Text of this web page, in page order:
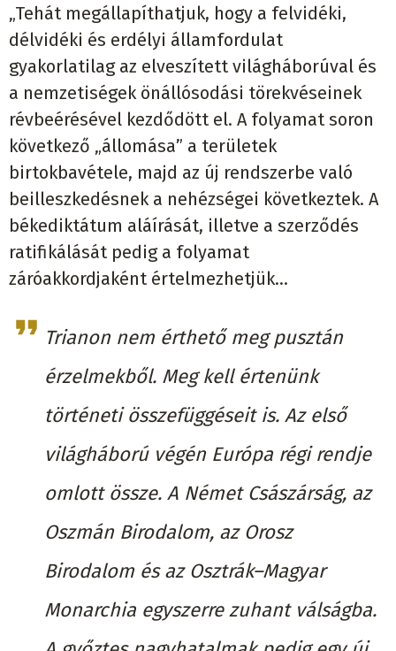
„Tehát megállapíthatjuk, hogy a felvidéki,
délvidéki és erdélyi államfordulat
gyakorlatilag az elveszített világháborúval és
a nemzetiségek önállósodási törekvéseinek
révbeérésével kezdődött el. A folyamat soron
következő „állomása” a területek
birtokbavétele, majd az új rendszerbe való
beilleszkedésnek a nehézségei következtek. A
békediktátum aláírását, illetve a szerződés
ratifikálását pedig a folyamat
záróakkordjaként értelmezhetjük...
Trianon nem érthető meg pusztán
érzelmekből. Meg kell értenünk
történeti összefüggéseit is. Az első
világháború végén Európa régi rendje
omlott össze. A Német Császárság, az
Oszmán Birodalom, az Orosz
Birodalom és az Osztrák–Magyar
Monarchia egyszerre zuhant válságba.